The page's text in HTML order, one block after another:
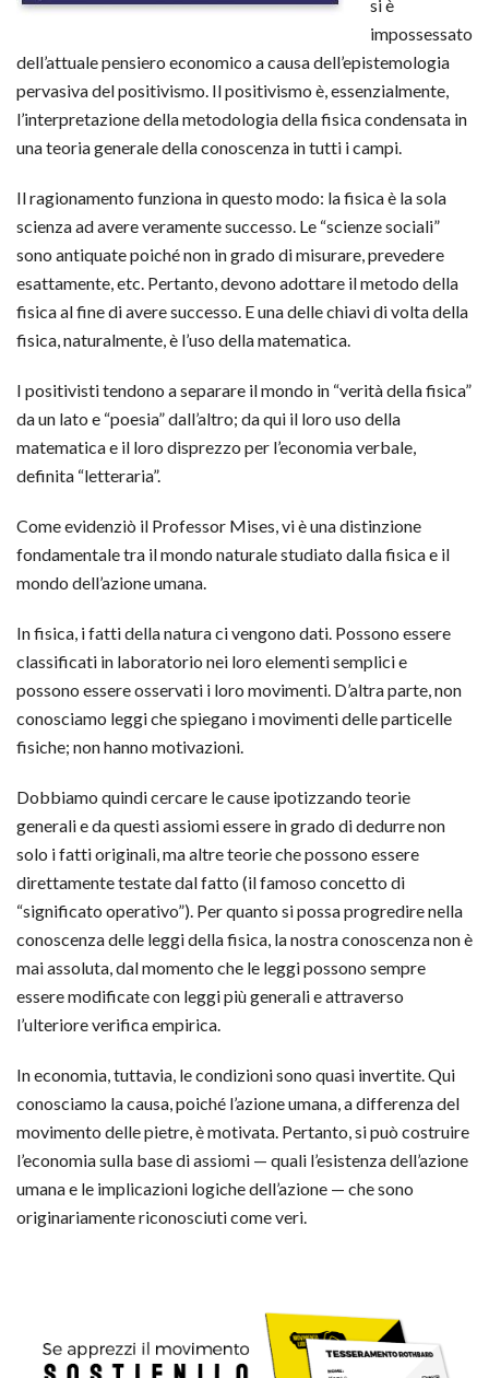
si è
impossessato
dell’attuale pensiero economico a causa dell’epistemologia
pervasiva del positivismo. Il positivismo è, essenzialmente,
l’interpretazione della metodologia della fisica condensata in
una teoria generale della conoscenza in tutti i campi.
Il ragionamento funziona in questo modo: la fisica è la sola
scienza ad avere veramente successo. Le “scienze sociali”
sono antiquate poiché non in grado di misurare, prevedere
esattamente, etc. Pertanto, devono adottare il metodo della
fisica al fine di avere successo. E una delle chiavi di volta della
fisica, naturalmente, è l’uso della matematica.
I positivisti tendono a separare il mondo in “verità della fisica”
da un lato e “poesia” dall’altro; da qui il loro uso della
matematica e il loro disprezzo per l’economia verbale,
definita “letteraria”.
Come evidenziò il Professor Mises, vi è una distinzione
fondamentale tra il mondo naturale studiato dalla fisica e il
mondo dell’azione umana.
In fisica, i fatti della natura ci vengono dati. Possono essere
classificati in laboratorio nei loro elementi semplici e
possono essere osservati i loro movimenti. D’altra parte, non
conosciamo leggi che spiegano i movimenti delle particelle
fisiche; non hanno motivazioni.
Dobbiamo quindi cercare le cause ipotizzando teorie
generali e da questi assiomi essere in grado di dedurre non
solo i fatti originali, ma altre teorie che possono essere
direttamente testate dal fatto (il famoso concetto di
“significato operativo”). Per quanto si possa progredire nella
conoscenza delle leggi della fisica, la nostra conoscenza non è
mai assoluta, dal momento che le leggi possono sempre
essere modificate con leggi più generali e attraverso
l’ulteriore verifica empirica.
In economia, tuttavia, le condizioni sono quasi invertite. Qui
conosciamo la causa, poiché l’azione umana, a differenza del
movimento delle pietre, è motivata. Pertanto, si può costruire
l’economia sulla base di assiomi — quali l’esistenza dell’azione
umana e le implicazioni logiche dell’azione — che sono
originariamente riconosciuti come veri.